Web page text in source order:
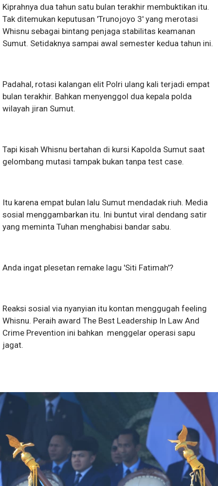
Kiprahnya dua tahun satu bulan terakhir membuktikan itu.
Tak ditemukan keputusan 'Trunojoyo 3' yang merotasi
Whisnu sebagai bintang penjaga stabilitas keamanan
Sumut. Setidaknya sampai awal semester kedua tahun ini.
Padahal, rotasi kalangan elit Polri ulang kali terjadi empat
bulan terakhir. Bahkan menyenggol dua kepala polda
wilayah jiran Sumut.
Tapi kisah Whisnu bertahan di kursi Kapolda Sumut saat
gelombang mutasi tampak bukan tanpa test case.
Itu karena empat bulan lalu Sumut mendadak riuh. Media
sosial menggambarkan itu. Ini buntut viral dendang satir
yang meminta Tuhan menghabisi bandar sabu.
Anda ingat plesetan remake lagu 'Siti Fatimah'?
Reaksi sosial via nyanyian itu kontan menggugah feeling
Whisnu. Peraih award The Best Leadership In Law And
Crime Prevention ini bahkan menggelar operasi sapu
jagat.